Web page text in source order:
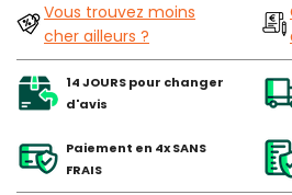
Vous trouvez moins
cher ailleurs ?
14 JOURS pour changer
d'avis
Paiement en 4x SANS
FRAIS